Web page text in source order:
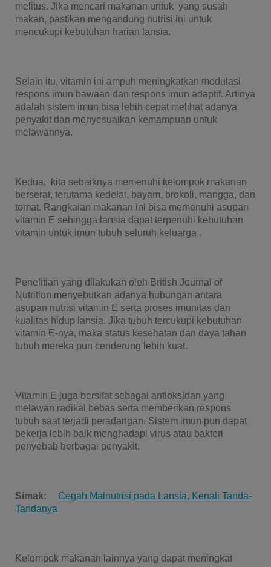
melitus. Jika mencari makanan untuk  yang susah
makan, pastikan mengandung nutrisi ini untuk
mencukupi kebutuhan harian lansia.
Selain itu, vitamin ini ampuh meningkatkan modulasi
respons imun bawaan dan respons imun adaptif. Artinya
adalah sistem imun bisa lebih cepat melihat adanya
penyakit dan menyesuaikan kemampuan untuk
melawannya.
Kedua,  kita sebaiknya memenuhi kelompok makanan
berserat, terutama kedelai, bayam, brokoli, mangga, dan
tomat. Rangkaian makanan ini bisa memenuhi asupan
vitamin E sehingga lansia dapat terpenuhi kebutuhan
vitamin untuk imun tubuh seluruh keluarga .
Penelitian yang dilakukan oleh British Journal of
Nutrition menyebutkan adanya hubungan antara
asupan nutrisi vitamin E serta proses imunitas dan
kualitas hidup lansia. Jika tubuh tercukupi kebutuhan
vitamin E-nya, maka status kesehatan dan daya tahan
tubuh mereka pun cenderung lebih kuat.
Vitamin E juga bersifat sebagai antioksidan yang
melawan radikal bebas serta memberikan respons
tubuh saat terjadi peradangan. Sistem imun pun dapat
bekerja lebih baik menghadapi virus atau bakteri
penyebab berbagai penyakit.
Simak:
Cegah Malnutrisi pada Lansia, Kenali Tanda-
Tandanya
Kelompok makanan lainnya yang dapat meningkat